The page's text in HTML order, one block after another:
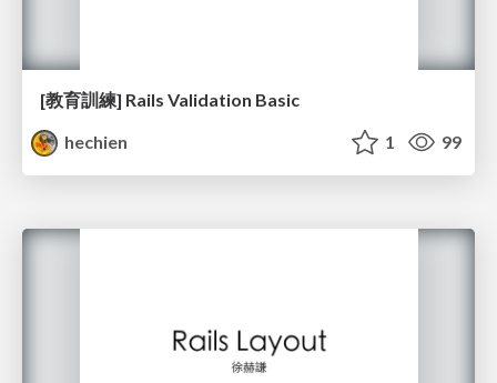
[教育訓練] Rails Validation Basic
hechien
1 99